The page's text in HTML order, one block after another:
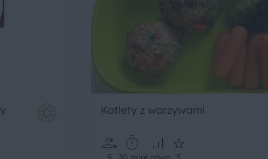
Kotlety z warzywami